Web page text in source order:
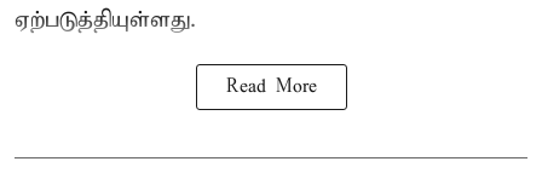
ஏற்படுத்தியுள்ளது.
Read More